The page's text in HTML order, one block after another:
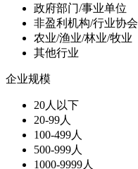
政府部门/事业单位
非盈利机构/行业协会
农业/渔业/林业/牧业
其他行业
企业规模
20人以下
20-99人
100-499人
500-999人
1000-9999人